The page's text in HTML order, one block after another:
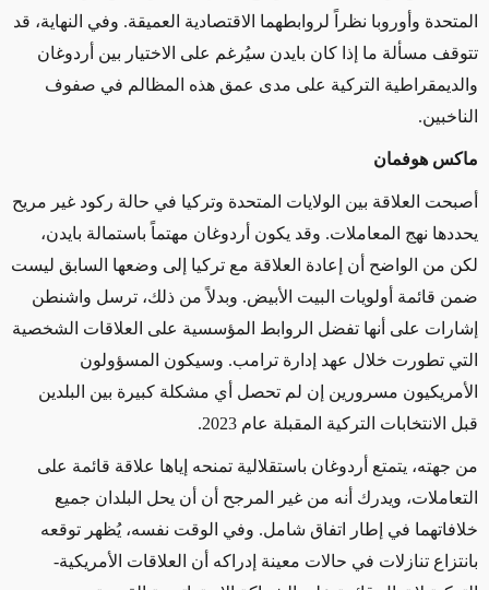
المتحدة وأوروبا نظراً لروابطهما الاقتصادية العميقة. وفي النهاية، قد
تتوقف مسألة ما إذا كان بايدن سيُرغم على الاختيار بين أردوغان
والديمقراطية التركية على مدى عمق هذه المظالم في صفوف
الناخبين.
ماكس هوفمان
أصبحت العلاقة بين الولايات المتحدة وتركيا في حالة ركود غير مريح
يحددها نهج المعاملات. وقد يكون أردوغان مهتماً باستمالة بايدن،
لكن من الواضح أن إعادة العلاقة مع تركيا إلى وضعها السابق ليست
ضمن قائمة أولويات البيت الأبيض. وبدلاً من ذلك، ترسل واشنطن
إشارات على أنها تفضل الروابط المؤسسية على العلاقات الشخصية
التي تطورت خلال عهد إدارة ترامب. وسيكون المسؤولون
الأمريكيون مسرورين إن لم تحصل أي مشكلة كبيرة بين البلدين
قبل الانتخابات التركية المقبلة عام 2023.
من جهته، يتمتع أردوغان باستقلالية تمنحه إياها علاقة قائمة على
التعاملات، ويدرك أنه من غير المرجح أن أن يحل البلدان جميع
خلافاتهما في إطار اتفاق شامل. وفي الوقت نفسه، يُظهر توقعه
بانتزاع تنازلات في حالات معينة إدراكه أن العلاقات الأمريكية-